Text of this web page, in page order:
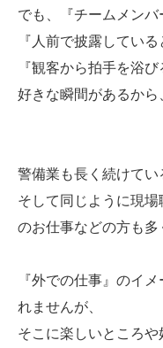
でも、『チームメン
『人前で披露している
『観客から拍手を浴び
好きな瞬間があるから
警備業も長く続けてい
そして同じように現
のお仕事などの方も多
『外での仕事』のイ
れませんが、
そこに楽しいところや